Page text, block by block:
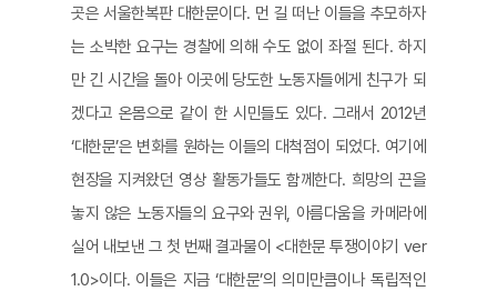
곳은 서울한복판 대한문이다. 먼 길 떠난 이들을 추모하자
는 소박한 요구는 경찰에 의해 수도 없이 좌절 된다. 하지
만 긴 시간을 돌아 이곳에 당도한 노동자들에게 친구가 되
겠다고 온몸으로 같이 한 시민들도 있다. 그래서 2012년
‘대한문’은 변화를 원하는 이들의 대척점이 되었다. 여기에
현장을 지켜왔던 영상 활동가들도 함께한다. 희망의 끈을
놓지 않은 노동자들의 요구와 권위, 아름다움을 카메라에
실어 내보낸 그 첫 번째 결과물이 <대한문 투쟁이야기 ver
1.0>이다. 이들은 지금 ‘대한문’의 의미만큼이나 독립적인